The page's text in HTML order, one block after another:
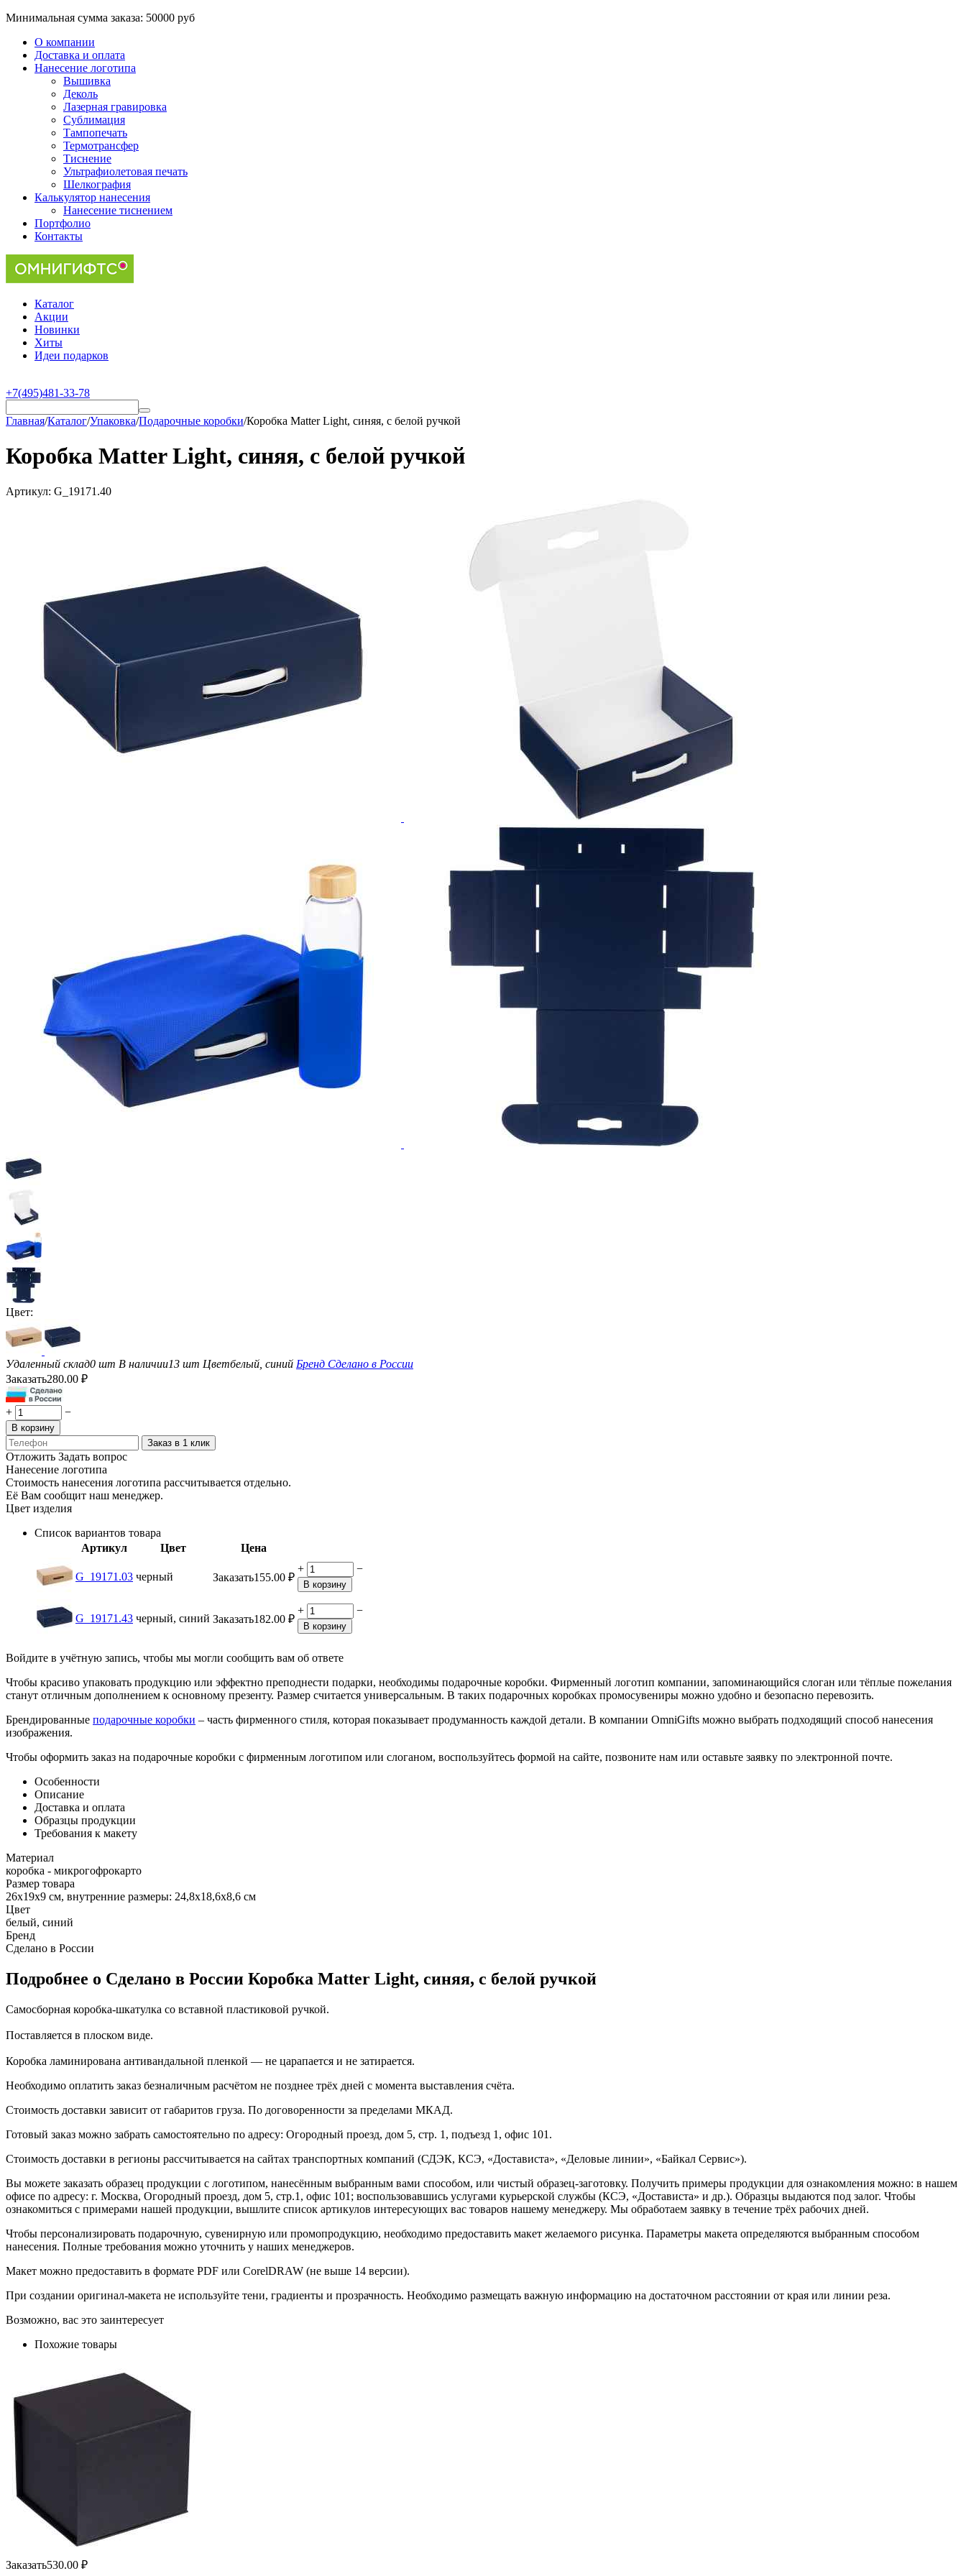
Минимальная сумма заказа: 50000 руб
О компании
Доставка и оплата
Нанесение логотипа
Вышивка
Деколь
Лазерная гравировка
Сублимация
Тампопечать
Термотрансфер
Тиснение
Ультрафиолетовая печать
Шелкография
Калькулятор нанесения
Нанесение тиснением
Портфолио
Контакты
Каталог
Акции
Новинки
Хиты
Идеи подарков
+7(495)481-33-78
Главная/Каталог/Упаковка/Подарочные коробки/Коробка Matter Light, синяя, с белой ручкой
Коробка Matter Light, синяя, с белой ручкой
Артикул: G_19171.40
Цвет:
Удаленный склад0 шт В наличии13 шт Цветбелый, синий Бренд Сделано в России
Заказать280.00 ₽
+ −
В корзину
Заказ в 1 клик
Отложить Задать вопрос
Нанесение логотипа
Стоимость нанесения логотипа рассчитывается отдельно.
Её Вам сообщит наш менеджер.
Цвет изделия
Список вариантов товара
Артикул
Цвет Цена
G_19171.03 черный Заказать155.00 ₽
+ −
В корзину
G_19171.43 черный, синий Заказать182.00 ₽
+ −
В корзину
Войдите в учётную запись, чтобы мы могли сообщить вам об ответе
Чтобы красиво упаковать продукцию или эффектно преподнести подарки, необходимы подарочные коробки. Фирменный логотип компании, запоминающийся слоган или тёплые пожелания
станут отличным дополнением к основному презенту. Размер считается универсальным. В таких подарочных коробках промосувениры можно удобно и безопасно перевозить.
Брендированные подарочные коробки – часть фирменного стиля, которая показывает продуманность каждой детали. В компании OmniGifts можно выбрать подходящий способ нанесения
изображения.
Чтобы оформить заказ на подарочные коробки с фирменным логотипом или слоганом, воспользуйтесь формой на сайте, позвоните нам или оставьте заявку по электронной почте.
Особенности
Описание
Доставка и оплата
Образцы продукции
Требования к макету
Материал
коробка - микрогофрокарто
Размер товара
26x19x9 см, внутренние размеры: 24,8x18,6x8,6 см
Цвет
белый, синий
Бренд
Сделано в России
Подробнее о Сделано в России Коробка Matter Light, синяя, с белой ручкой
Самосборная коробка-шкатулка со вставной пластиковой ручкой.
Поставляется в плоском виде.
Коробка ламинирована антивандальной пленкой — не царапается и не затирается.
Необходимо оплатить заказ безналичным расчётом не позднее трёх дней с момента выставления счёта.
Стоимость доставки зависит от габаритов груза. По договоренности за пределами МКАД.
Готовый заказ можно забрать самостоятельно по адресу: Огородный проезд, дом 5, стр. 1, подъезд 1, офис 101.
Стоимость доставки в регионы рассчитывается на сайтах транспортных компаний (СДЭК, КСЭ, «Достависта», «Деловые линии», «Байкал Сервис»).
Вы можете заказать образец продукции с логотипом, нанесённым выбранным вами способом, или чистый образец-заготовку. Получить примеры продукции для ознакомления можно: в нашем
офисе по адресу: г. Москва, Огородный проезд, дом 5, стр.1, офис 101; воспользовавшись услугами курьерской службы (КСЭ, «Достависта» и др.). Образцы выдаются под залог. Чтобы
ознакомиться с примерами нашей продукции, вышлите список артикулов интересующих вас товаров нашему менеджеру. Мы обработаем заявку в течение трёх рабочих дней.
Чтобы персонализировать подарочную, сувенирную или промопродукцию, необходимо предоставить макет желаемого рисунка. Параметры макета определяются выбранным способом
нанесения. Полные требования можно уточнить у наших менеджеров.
Макет можно предоставить в формате PDF или CorelDRAW (не выше 14 версии).
При создании оригинал-макета не используйте тени, градиенты и прозрачность. Необходимо размещать важную информацию на достаточном расстоянии от края или линии реза.
Возможно, вас это заинтересует
Похожие товары
Заказать530.00 ₽